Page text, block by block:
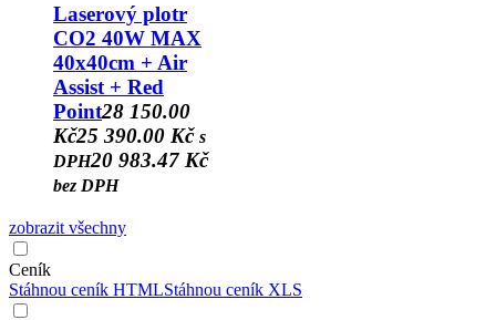
Laserový plotr
CO2 40W MAX
40x40cm + Air
Assist + Red
Point28 150.00
Kč25 390.00 Kč s
DPH20 983.47 Kč
bez DPH
zobrazit všechny
Ceník
Stáhnou ceník HTMLStáhnou ceník XLS